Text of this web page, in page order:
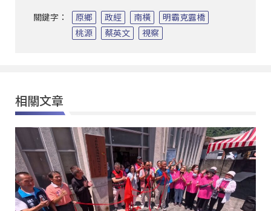
關鍵字： 原鄉 政經 南橫
明霸克露橋
桃源
蔡英文 視察
相關文章